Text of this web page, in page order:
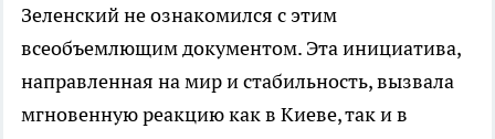
Зеленский не ознакомился с этим
всеобъемлющим документом. Эта инициатива,
направленная на мир и стабильность, вызвала
мгновенную реакцию как в Киеве, так и в